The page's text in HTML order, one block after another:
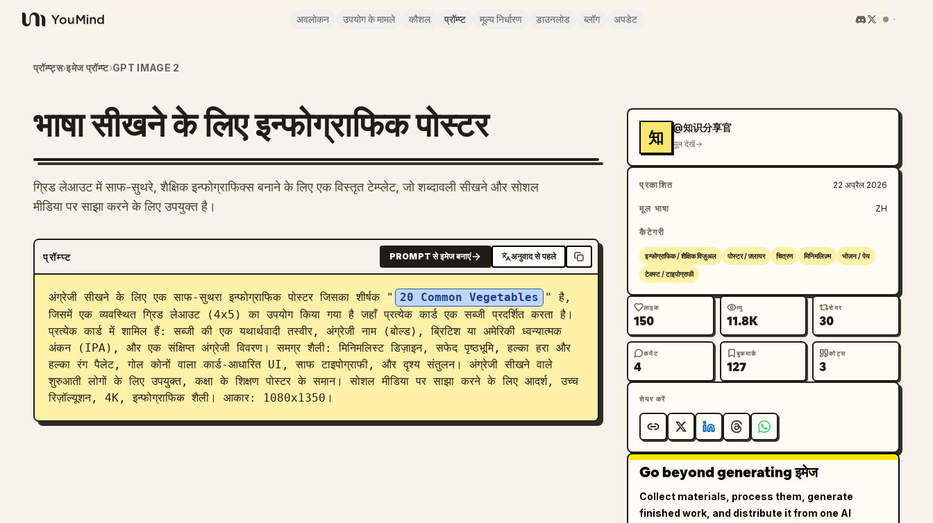
YouMind
अवलोकन उपयोग के मामले कौशल प्रॉम्प्ट मूल्य निर्धारण डाउनलोड ब्लॉग अपडेट
प्रॉम्प्ट्स›इमेज प्रॉम्प्ट›GPT IMAGE 2
भाषा सीखने के लिए इन्फोग्राफिक पोस्टर
ग्रिड लेआउट में साफ-सुथरे, शैक्षिक इन्फोग्राफिक्स बनाने के लिए एक विस्तृत टेम्प्लेट, जो शब्दावली सीखने और सोशल
मीडिया पर साझा करने के लिए उपयुक्त है।
प्रॉम्प्ट PROMPT से इमेज बनाएं अनुवाद से पहले
अंग्रेजी सीखने के लिए एक साफ-सुथरा इन्फोग्राफिक पोस्टर जिसका शीर्षक " 20 Common Vegetables
" है,
जिसमें एक व्यवस्थित ग्रिड लेआउट (4x5) का उपयोग किया गया है जहाँ प्रत्येक कार्ड एक सब्जी प्रदर्शित करता है।
प्रत्येक कार्ड में शामिल हैं: सब्जी की एक यथार्थवादी तस्वीर, अंग्रेजी नाम (बोल्ड), ब्रिटिश या अमेरिकी ध्वन्यात्मक
अंकन (IPA), और एक संक्षिप्त अंग्रेजी विवरण। समग्र शैली: मिनिमलिस्ट डिज़ाइन, सफेद पृष्ठभूमि, हल्का हरा और
हल्का रंग पैलेट, गोल कोनों वाला कार्ड-आधारित UI, साफ टाइपोग्राफी, और दृश्य संतुलन। अंग्रेजी सीखने वाले
शुरुआती लोगों के लिए उपयुक्त, कक्षा के शिक्षण पोस्टर के समान। सोशल मीडिया पर साझा करने के लिए आदर्श, उच्च
रिज़ॉल्यूशन, 4K, इन्फोग्राफिक शैली। आकार: 1080x1350।
知
@知识分享官
मूल देखें
प्रकाशित 22 अप्रैल 2026
मूल भाषा ZH
कैटेगरी
इन्फोग्राफिक / शैक्षिक विज़ुअल पोस्टर / फ़्लायर चित्रण मिनिमलिज़्म भोजन / पेय
टेक्स्ट / टाइपोग्राफी
लाइक
150
व्यू
11.8K
शेयर
30
कमेंट
4
बुकमार्क
127
कोट्स
3
शेयर करें
Go beyond generating इमेज
Collect materials, process them, generate
finished work, and distribute it from one AI